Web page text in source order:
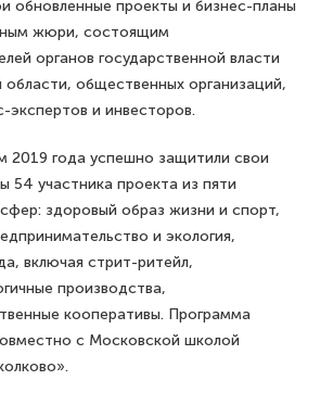
обновленные проекты и бизнес-планы
жюри, состоящим
органов государственной власти
области, общественных организаций,
экспертов и инвесторов.
2019 года успешно защитили свои
54 участника проекта из пяти
здоровый образ жизни и спорт,
и экология,
включая стрит-ритейл,
производства,
кооперативы. Программа
с Московской школой